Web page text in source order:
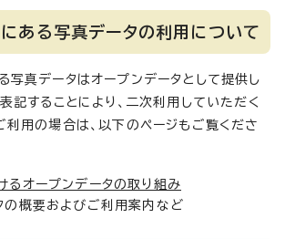
ある写真データの利用について
写真データはオープンデータとして提供し
表記することにより、二次利用していただく
利用の場合は、以下のページもご覧くださ
るオープンデータの取り組み
の概要およびご利用案内など